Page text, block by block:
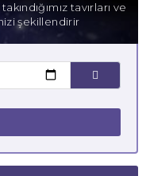
tavırları ve
şekillendirir